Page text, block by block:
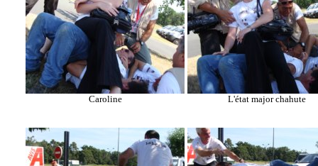
Caroline L'état major chahute